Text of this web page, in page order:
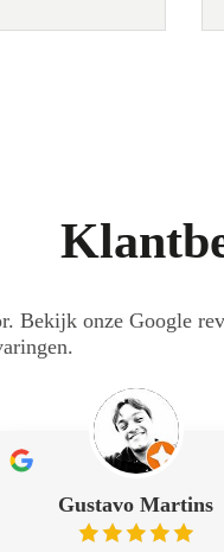
Bekijk onze Google
Gustavo Martins